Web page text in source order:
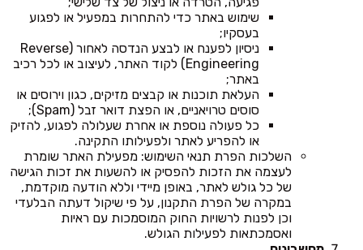
שימוש באתר כדי להתחרות במפעיל או לפגוע
בעסקיו;
ניסיון לפענח או לבצע הנדסה לאחור (Reverse
Engineering) לקוד האתר, לעיצוב או לכל רכיב
באתר;
העלאת תוכנות או קבצים מזיקים, כגון וירוסים או
סוסים טרויאניים, או הפצת דואר זבל (Spam);
כל פעולה נוספת או אחרת שעלולה לפגוע, להזיק
או להפריע לאתר ולפעילותו התקינה.
השלכות הפרת תנאי השימוש: מפעילת האתר שומרת
לעצמה את הזכות להפסיק או להשעות את זכות הגישה
של כל גולש לאתר, באופן מיידי וללא הודעה מוקדמת,
במקרה של הפרת התקנון, על פי שיקול דעתה הבלעדי
וכן לפנות לרשויות החוק המוסמכות עם ראיות
ואסמכתאות לפעילות הגולש.